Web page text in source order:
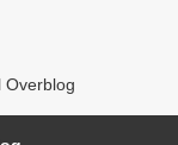
Overblog